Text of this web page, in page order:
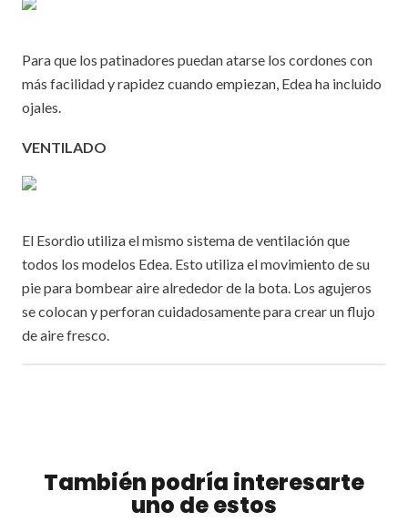
Para que los patinadores puedan atarse los cordones con
más facilidad y rapidez cuando empiezan, Edea ha incluido
ojales.
VENTILADO
El Esordio utiliza el mismo sistema de ventilación que
todos los modelos Edea. Esto utiliza el movimiento de su
pie para bombear aire alrededor de la bota. Los agujeros
se colocan y perforan cuidadosamente para crear un flujo
de aire fresco.
También podría interesarte
uno de estos